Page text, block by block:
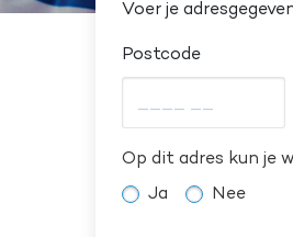
Voer je
Postcode
Op dit adres kun je
Ja
Nee